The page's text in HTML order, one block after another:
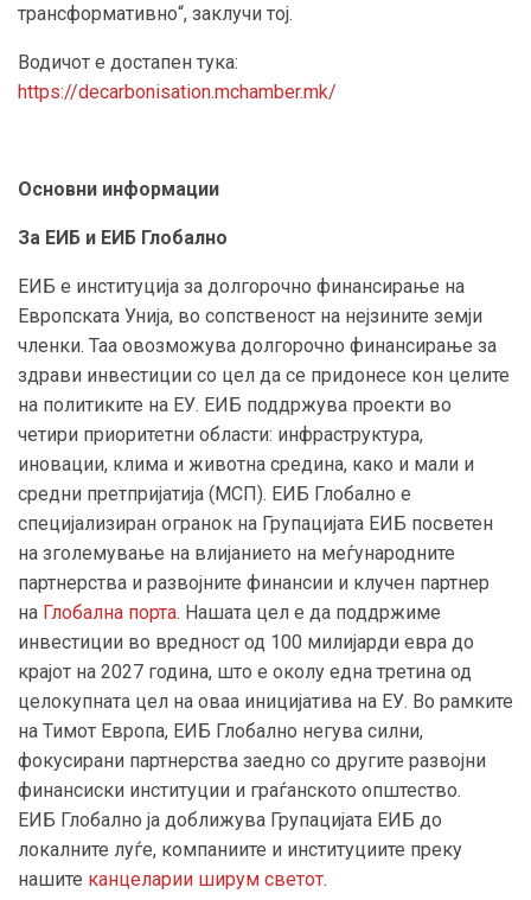
трансформативно“, заклучи тој.
Водичот е достапен тука:
https://decarbonisation.mchamber.mk/
Основни информации
За ЕИБ и ЕИБ Глобално
ЕИБ е институција за долгорочно финансирање на
Европската Унија, во сопственост на нејзините земји
членки. Таа овозможува долгорочно финансирање за
здрави инвестиции со цел да се придонесе кон целите
на политиките на ЕУ. ЕИБ поддржува проекти во
четири приоритетни области: инфраструктура,
иновации, клима и животна средина, како и мали и
средни претпријатија (МСП). ЕИБ Глобално е
специјализиран огранок на Групацијата ЕИБ посветен
на зголемување на влијанието на меѓународните
партнерства и развојните финансии и клучен партнер
на Глобална порта. Нашата цел е да поддржиме
инвестиции во вредност од 100 милијарди евра до
крајот на 2027 година, што е околу една третина од
целокупната цел на оваа иницијатива на ЕУ. Во рамките
на Тимот Европа, ЕИБ Глобално негува силни,
фокусирани партнерства заедно со другите развојни
финансиски институции и граѓанското општество.
ЕИБ Глобално ја доближува Групацијата ЕИБ до
локалните луѓе, компаниите и институциите преку
нашите канцеларии ширум светот.